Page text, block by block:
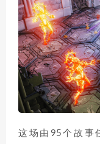
这场由95个故事